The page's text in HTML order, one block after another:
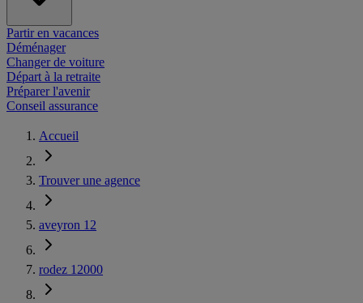
Partir en vacances
Déménager
Changer de voiture
Départ à la retraite
Préparer l'avenir
Conseil assurance
Accueil
Trouver une agence
aveyron 12
rodez 12000